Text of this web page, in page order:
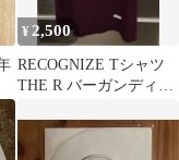
¥ 2,500
RECOGNIZE Tシャツ
THE R バーガンディ